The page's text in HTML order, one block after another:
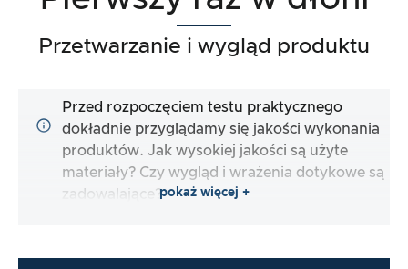
Przetwarzanie i wygląd produktu
Przed rozpoczęciem testu praktycznego
dokładnie przyglądamy się jakości wykonania
produktów. Jak wysokiej jakości są użyte
materiały? Czy wygląd i wrażenia dotykowe są
zadowalające?pokaż więcej +